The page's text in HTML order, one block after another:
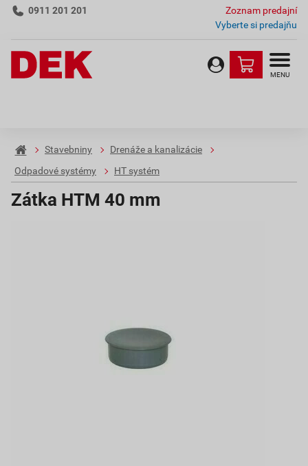
0911 201 201
Zoznam predajní
Vyberte si predajňu
MENU
Stavebniny
Drenáže a kanalizácie
Odpadové systémy
HT systém
Zátka HTM 40 mm